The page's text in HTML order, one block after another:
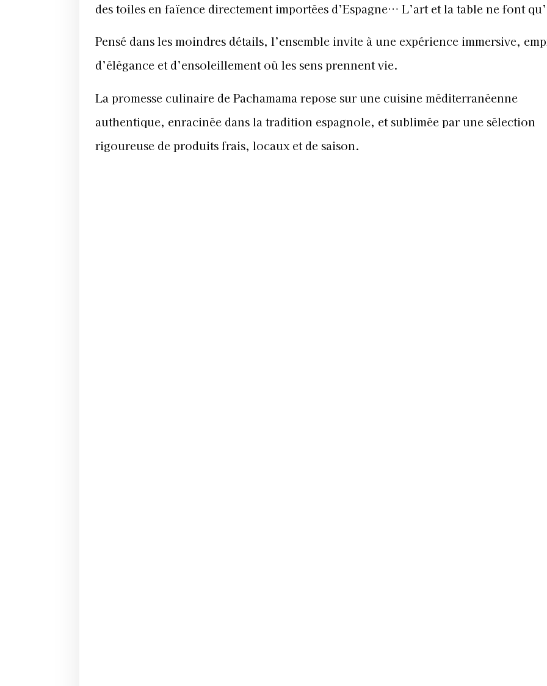
des toiles en faïence directement importées d’Espagne… L’art et la table ne font
Pensé dans les moindres détails, l’ensemble invite à une expérience immersive,
d’élégance et d’ensoleillement où les sens prennent vie.
La promesse culinaire de Pachamama repose sur une cuisine méditerranéenne
authentique, enracinée dans la tradition espagnole, et sublimée par une sélection
rigoureuse de produits frais, locaux et de saison.